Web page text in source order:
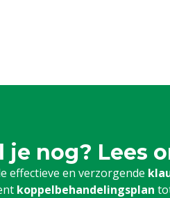
je nog? Lees
effectieve en verzorgende
koppelbehandelingsplan